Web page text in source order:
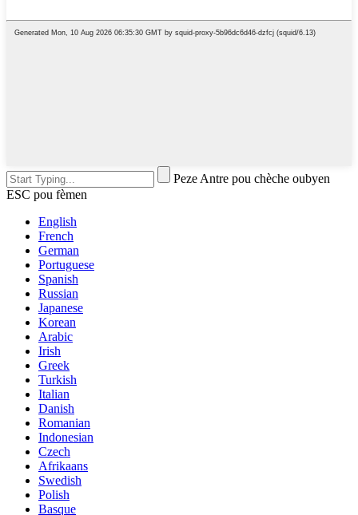
Peze Antre pou chèche oubyen
ESC pou fèmen
English
French
German
Portuguese
Spanish
Russian
Japanese
Korean
Arabic
Irish
Greek
Turkish
Italian
Danish
Romanian
Indonesian
Czech
Afrikaans
Swedish
Polish
Basque